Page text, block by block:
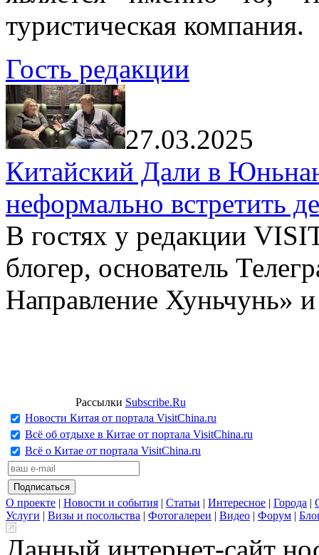
туристическая компания.
Гость редакции
27.03.2025
Китайский Дали в
неформально встретить
В гостях у редакции
блогер, основатель
Направление Хуньчунь»
Рассылки Subscribe.Ru
Новости Китая от портала VisitChina.ru
Всё об отдыхе в Китае от портала VisitChina.ru
Всё о Китае от портала VisitChina.ru
О проекте | Новости и события | Статьи | Интересное | Города |
Услуги | Визы и посольства | Фотогалереи | Видео | Форум |
Данный интернет-сайт